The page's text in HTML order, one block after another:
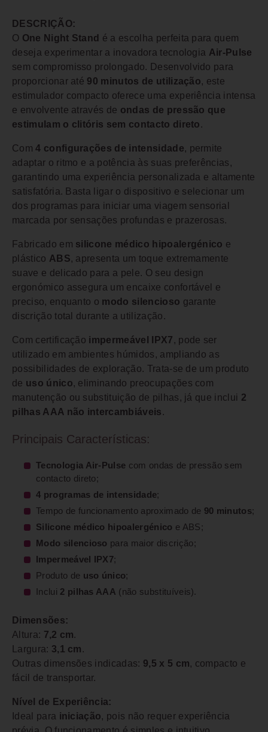
DESCRIÇÃO:
O One Night Stand é a escolha perfeita para quem
deseja experimentar a inovadora tecnologia Air-Pulse
sem compromisso prolongado. Desenvolvido para
proporcionar até 90 minutos de utilização, este
estimulador compacto oferece uma experiência intensa
e envolvente através de ondas de pressão que
estimulam o clitóris sem contacto direto .
Com4 configurações de intensidade, permite
adaptar o ritmo e a potência às suas preferências,
garantindo uma experiência personalizada e altamente
satisfatória. Basta ligar o dispositivo e selecionar um
dos programas para iniciar uma viagem sensorial
marcada por sensações profundas e prazerosas.
Fabricado em silicone médico hipoalergénico e
plástico ABS, apresenta um toque extremamente
suave e delicado para a pele. O seu design
ergonómico assegura um encaixe confortável e
preciso, enquanto o modo silencioso garante
discrição total durante a utilização.
Com certificação impermeável IPX7 , pode ser
utilizado em ambientes húmidos, ampliando as
possibilidades de exploração. Trata-se de um produto
de uso único, eliminando preocupações com
manutenção ou substituição de pilhas, já que inclui 2
pilhas AAA não intercambiáveis .
Principais Características:
Tecnologia Air-Pulse com ondas de pressão sem
contacto direto;
4 programas de intensidade;
Tempo de funcionamento aproximado de 90 minutos;
Silicone médico hipoalergénico e ABS;
Modo silencioso para maior discrição;
Impermeável IPX7;
Produto de uso único;
Inclui 2 pilhas AAA (não substituíveis).
Dimensões:
Altura: 7,2 cm.
Largura: 3,1 cm .
Outras dimensões indicadas: 9,5 x 5 cm, compacto e
fácil de transportar.
Nível de Experiência:
Ideal para iniciação, pois não requer experiência